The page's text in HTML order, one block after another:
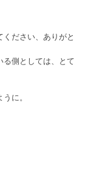
ださい、ありがと
る側としては、とて
に。